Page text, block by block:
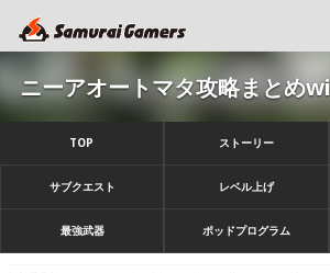
ニーアオートマタ攻略まとめ
TOP ストーリー
サブクエスト レベル上げ
最強武器 ポッドプログラム